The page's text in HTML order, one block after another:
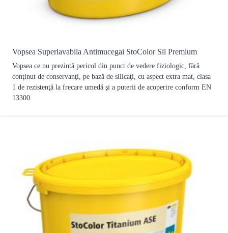
Vopsea Superlavabila Antimucegai StoColor Sil Premium
Vopsea ce nu prezintă pericol din punct de vedere fiziologic, fără
conţinut de conservanţi, pe bază de silicaţi, cu aspect extra mat, clasa
1 de rezistenţă la frecare umedă şi a puterii de acoperire conform EN
13300